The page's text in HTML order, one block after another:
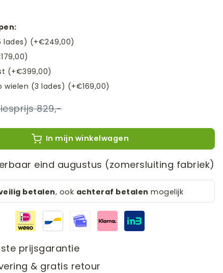
lades) (+€249,00)
(+€399,00)
wielen (3 lades) (+€169,00)
829,-
In mijn winkelwagen
eind augustus (zomersluiting fabriek)
betalen, ook achteraf betalen mogelijk
prijsgarantie
& gratis retour